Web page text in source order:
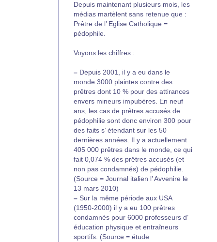
Depuis maintenant plusieurs mois, les
médias martèlent sans retenue que :
Prêtre de l’ Eglise Catholique =
pédophile.
Voyons les chiffres :
– Depuis 2001, il y a eu dans le
monde 3000 plaintes contre des
prêtres dont 10 % pour des attirances
envers mineurs impubères. En neuf
ans, les cas de prêtres accusés de
pédophilie sont donc environ 300 pour
des faits s’ étendant sur les 50
dernières années. Il y a actuellement
405 000 prêtres dans le monde, ce qui
fait 0,074 % des prêtres accusés (et
non pas condamnés) de pédophilie.
(Source = Journal italien l’ Avvenire le
13 mars 2010)
– Sur la même période aux USA
(1950-2000) il y a eu 100 prêtres
condamnés pour 6000 professeurs d’
éducation physique et entraîneurs
sportifs. (Source = étude